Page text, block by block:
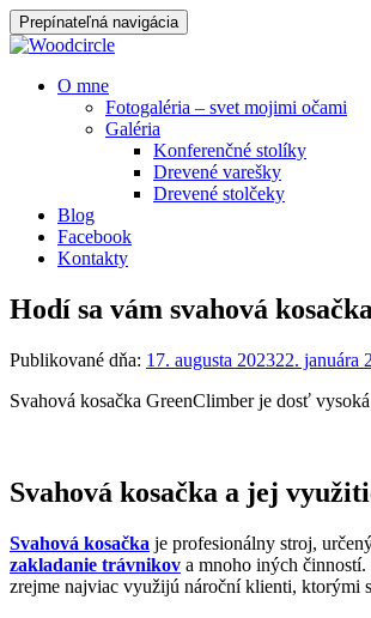
Prepínateľná navigácia
Prejsť
O mne
Fotogaléria – svet mojimi očami
Galéria
Konferenčné stolíky
Drevené varešky
Drevené stolčeky
Blog
Facebook
Kontakty
Hodí sa vám svahová
Publikované dňa: 17. augusta 202322. januára
Svahová kosačka GreenClimber je dosť
Svahová kosačka a jej
Svahová kosačka je profesionálny stroj,
zakladanie trávnikov a mnoho iných
zrejme najviac využijú nároční klienti, ktorými